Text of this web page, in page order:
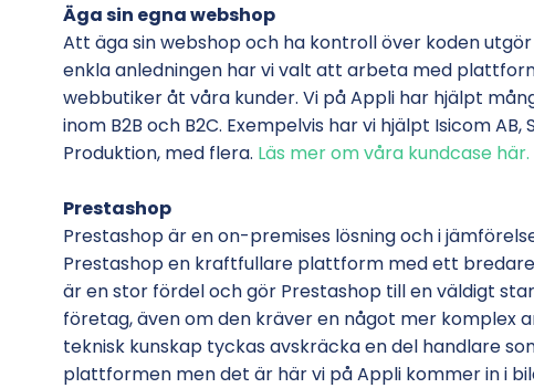
Äga sin egna webshop
Att äga sin webshop och ha kontroll över koden
enkla anledningen har vi valt att arbeta med
webbutiker åt våra kunder. Vi på Appli har hjälpt
inom B2B och B2C. Exempelvis har vi hjälpt Isicom
Produktion, med flera. Läs mer om våra kundcase här.
Prestashop
Prestashop är en on-premises lösning och i
Prestashop en kraftfullare plattform med ett
är en stor fördel och gör Prestashop till en väldigt
företag, även om den kräver en något mer komplex
teknisk kunskap tyckas avskräcka en del handlare
plattformen men det är här vi på Appli kommer in i